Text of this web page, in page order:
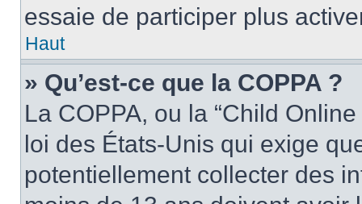
essaie de participer plus
Haut
» Qu’est-ce que la COPPA ?
La COPPA, ou la “Child
loi des États-Unis qui exige
potentiellement collecter des